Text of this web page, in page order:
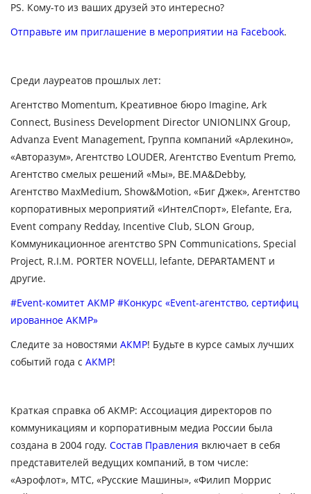
PS. Кому-то из ваших друзей это интересно?
Отправьте им приглашение в мероприятии на Facebook.
Среди лауреатов прошлых лет:
Агентство Momentum, Креативное бюро Imagine, Ark
Connect, Business Development Director UNIONLINX Group,
Advanza Event Management, Группа компаний «Арлекино»,
«Авторазум», Агентство LOUDER, Агентство Eventum Premo,
Агентство смелых решений «Мы», BE.MA&Debby,
Агентство MaxMedium, Show&Motion, «Биг Джек», Агентство
корпоративных мероприятий «ИнтелСпорт», Elefante, Era,
Event company Redday, Incentive Club, SLON Group,
Коммуникационное агентство SPN Communications, Special
Project, R.I.M. PORTER NOVELLI, lefante, DEPARTAMENT и
другие.
#Event-комитет АКМР #Конкурс «Event-агентство, сертифиц
ированное АКМР»
Следите за новостями АКМР! Будьте в курсе самых лучших
событий года c АКМР!
Краткая справка об АКМР: Ассоциация директоров по
коммуникациям и корпоративным медиа России была
создана в 2004 году. Состав Правления включает в себя
представителей ведущих компаний, в том числе:
«Аэрофлот», МТС, «Русские Машины», «Филип Моррис